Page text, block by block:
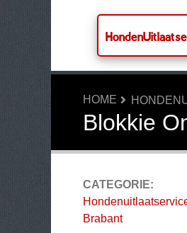
HOME
Blokkie
CATEGORIE:
Brabant